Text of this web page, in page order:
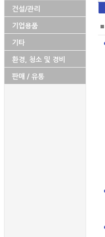
건설/관리
기업용품
기타
환경, 청소 및 경비
판매 / 유통